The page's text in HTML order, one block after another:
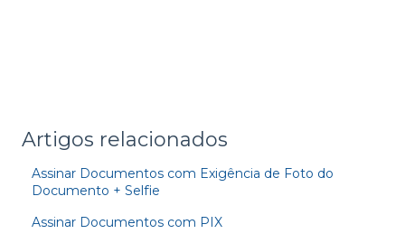
Artigos relacionados
Assinar Documentos com Exigência de Foto do
Documento + Selfie
Assinar Documentos com PIX